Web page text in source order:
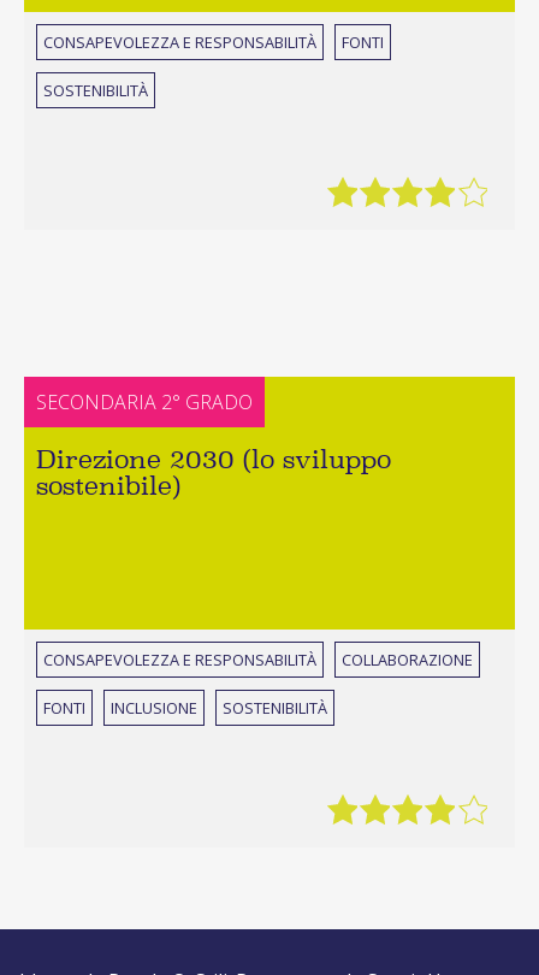
CONSAPEVOLEZZA E RESPONSABILITÀ FONTI
SOSTENIBILITÀ
SECONDARIA 2° GRADO
Direzione 2030 (lo sviluppo
sostenibile)
CONSAPEVOLEZZA E RESPONSABILITÀ COLLABORAZIONE
FONTI INCLUSIONE SOSTENIBILITÀ